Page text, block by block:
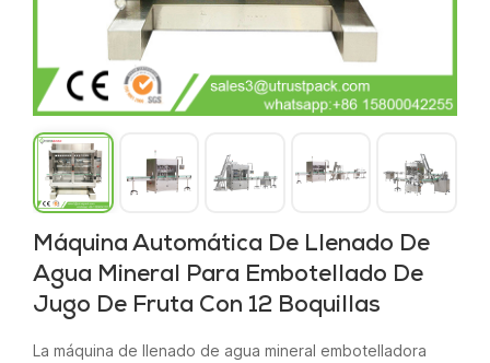
Máquina Automática De Llenado De
Agua Mineral Para Embotellado De
Jugo De Fruta Con 12 Boquillas
La máquina de llenado de agua mineral embotelladora